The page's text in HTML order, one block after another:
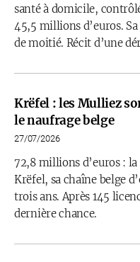
santé à domicile,
45,5 millions d’euros.
de moitié. Récit d’une
Krëfel : les Mulliez
le naufrage belge
27/07/2026
72,8 millions d’euros :
Krëfel, sa chaîne belge
trois ans. Après 145
dernière chance.